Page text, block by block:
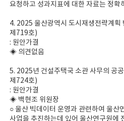
요청하고 성과지표에 대한 자료는 정확
4. 2025 울산광역시 도시재생전략계획
제719호)
: 원안가결
◈ 의견없음
5. 2025년 건설주택국 소관 사무의 공
제724호)
: 원안가결
◈ 백현조 위원장
○ 울산 빅데이터 운영과 관련하여 울산
사업을 추진하는데 있어 울산연구원에